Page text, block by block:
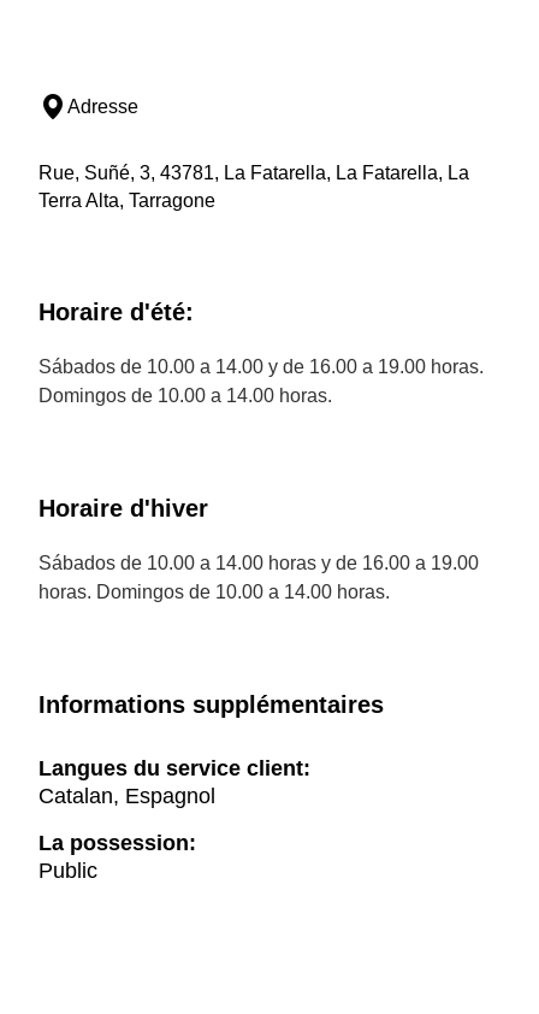
Adresse
Rue, Suñé, 3, 43781, La Fatarella, La Fatarella, La
Terra Alta, Tarragone
Horaire d'été:
Sábados de 10.00 a 14.00 y de 16.00 a 19.00 horas.
Domingos de 10.00 a 14.00 horas.
Horaire d'hiver
Sábados de 10.00 a 14.00 horas y de 16.00 a 19.00
horas. Domingos de 10.00 a 14.00 horas.
Informations supplémentaires
Langues du service client:
Catalan, Espagnol
La possession:
Public